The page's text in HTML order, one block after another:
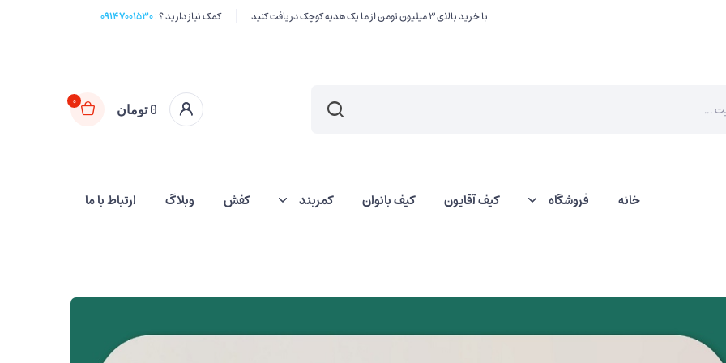
با خرید بالای ۳ میلیون تومن از ما یک هدیه کوچک دریافت کنید کمک نیاز دارید ؟ :۰۹۱۴۷۰۰۱۵۳۰
0 تومان
0
خانه فروشگاه
کلاه
جاکلید و آویز کیف
کیف اسلحه
کیف آقایون کیف بانوان کمربند کفش وبلاگ ارتباط با ما